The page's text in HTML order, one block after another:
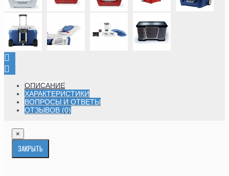
ОПИСАНИЕ
ХАРАКТЕРИСТИКИ
ВОПРОСЫ И ОТВЕТЫ
ОТЗЫВОВ (0)
×
ЗАКРЫТЬ